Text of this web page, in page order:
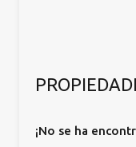
¡No se ha